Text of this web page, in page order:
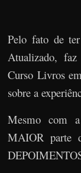
Pelo fato de
Atualizado,
Curso Livros
sobre a
Mesmo com
MAIOR parte